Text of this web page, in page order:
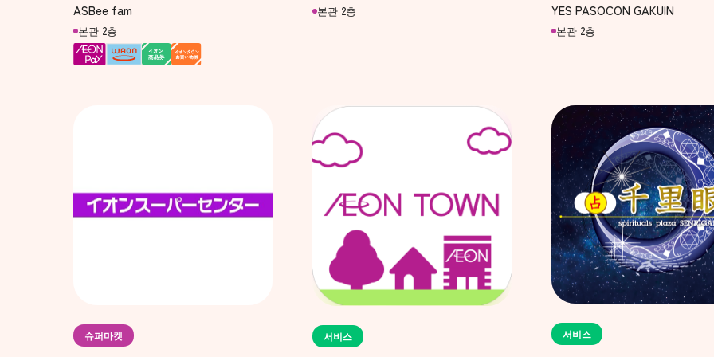
ASBee fam
본관 2층
본관 2층 YES PASOCON GAKUIN
본관 2층
슈퍼마켓 서비스 서비스